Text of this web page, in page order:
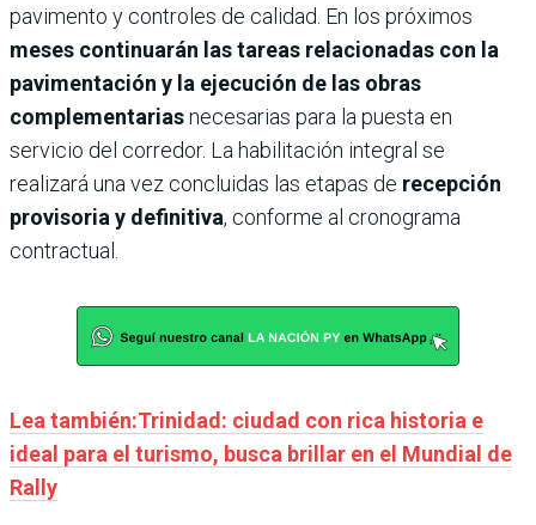
pavimento y controles de calidad. En los próximos
meses continuarán las tareas relacionadas con la
pavimentación y la ejecución de las obras
complementariasnecesarias para la puesta en
servicio del corredor. La habilitación integral se
realizará una vez concluidas las etapas de recepción
provisoria y definitiva, conforme al cronograma
contractual.
Lea también:Trinidad: ciudad con rica historia e
ideal para el turismo, busca brillar en el Mundial de
Rally